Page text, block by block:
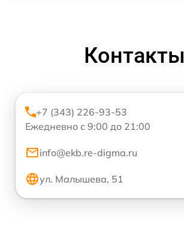
Контакты
+7 (343) 226-93-53
Ежедневно с 9:00 до 21:00
info@ekb.re-digma.ru
ул. Малышева, 51